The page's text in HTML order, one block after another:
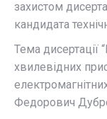
захистом
кандидата
Тема дисертації
хвилевідних
Федорович